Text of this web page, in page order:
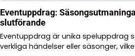
Eventuppdrag:
slutförande
Eventuppdrag är unika speluppdrag
verkliga händelser eller säsonger,